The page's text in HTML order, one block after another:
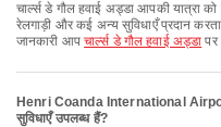
चार्ल्स डे गौल हवाई अड्डा आपकी यात्रा को बेहतर बनाने के लिए शटल बस, किराए पर कार लेना,
रेलगाड़ी और कई अन्य सुविधाएँ प्रदान
जानकारी आपचार्ल्स डे गौल हवाई अड्डा
Henri Coanda International
सुविधाएँ उपलब्ध हैं?